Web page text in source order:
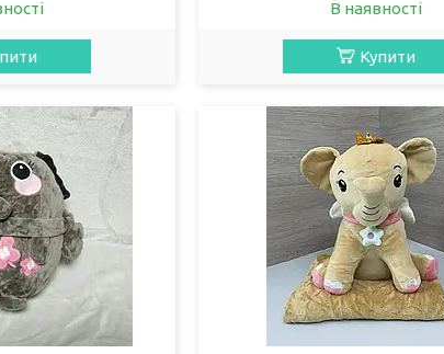
В наявності
Купити